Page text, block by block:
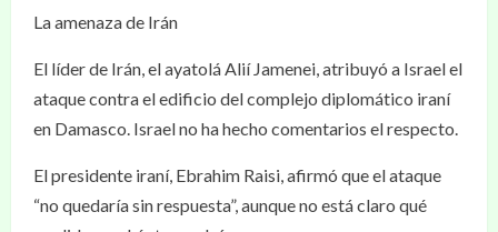
La amenaza de Irán
El líder de Irán, el ayatolá Alií Jamenei, atribuyó a Israel el
ataque contra el edificio del complejo diplomático iraní
en Damasco. Israel no ha hecho comentarios el respecto.
El presidente iraní, Ebrahim Raisi, afirmó que el ataque
“no quedaría sin respuesta”, aunque no está claro qué